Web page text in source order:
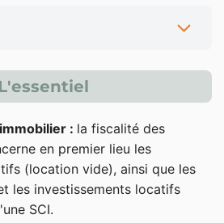
des revenus fonciers ?
l’imposition des revenus
: la fiscalité des
en premier lieu les
(location vide), ainsi que les
les investissements locatifs
SCI.